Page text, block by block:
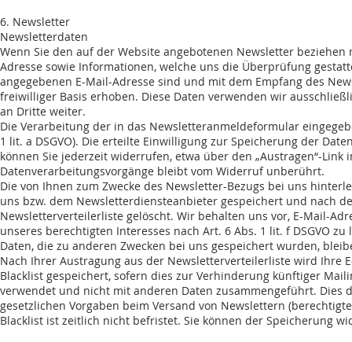
6. Newsletter
Newsletterdaten
Wenn Sie den auf der Website angebotenen Newsletter
Adresse sowie Informationen, welche uns die Überprüfung
angegebenen E-Mail-Adresse sind und mit dem Empfang des
freiwilliger Basis erhoben. Diese Daten verwenden wir
an Dritte weiter.
Die Verarbeitung der in das Newsletteranmeldeformular
1 lit. a DSGVO). Die erteilte Einwilligung zur Speicherung der
können Sie jederzeit widerrufen, etwa über den „Austragen“-
Datenverarbeitungsvorgänge bleibt vom Widerruf unberührt.
Die von Ihnen zum Zwecke des Newsletter-Bezugs bei uns
uns bzw. dem Newsletterdiensteanbieter gespeichert und nach
Newsletterverteilerliste gelöscht. Wir behalten uns vor, E-Mail-
unseres berechtigten Interesses nach Art. 6 Abs. 1 lit. f DSGVO
Daten, die zu anderen Zwecken bei uns gespeichert wurden,
Nach Ihrer Austragung aus der Newsletterverteilerliste wird Ihre
Blacklist gespeichert, sofern dies zur Verhinderung künftiger
verwendet und nicht mit anderen Daten zusammengeführt. Dies
gesetzlichen Vorgaben beim Versand von Newslettern
Blacklist ist zeitlich nicht befristet. Sie können der Speicherung